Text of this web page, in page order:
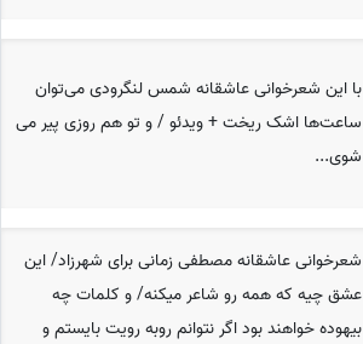
با این شعرخوانی عاشقانه شمس لنگرودی می‌توان
ساعت‌ها اشک ریخت + ویدئو / و تو هم روزی پیر می
شوی...
شعرخوانی عاشقانه مصطفی زمانی برای شهرزاد/ این
عشق چیه که همه رو شاعر میکنه/ و کلمات چه
بیهوده خواهند بود اگر نتوانم روبه رویت بایستم و